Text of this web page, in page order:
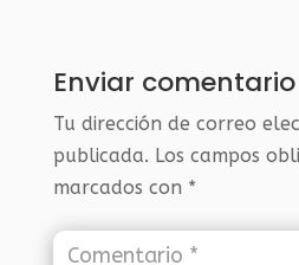
Enviar comentario
Tu dirección de correo
publicada. Los campos
marcados con *